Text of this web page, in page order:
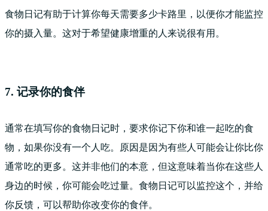
食物日记有助于计算你每天需要多少卡路里，以便你才能监控
你的摄入量。这对于希望健康增重的人来说很有用。
7. 记录你的食伴
通常在填写你的食物日记时，要求你记下你和谁一起吃的食
物，如果你没有一个人吃。原因是因为有些人可能会让你比你
通常吃的更多。这并非他们的本意，但这意味着当你在这些人
身边的时候，你可能会吃过量。食物日记可以监控这个，并给
你反馈，可以帮助你改变你的食伴。